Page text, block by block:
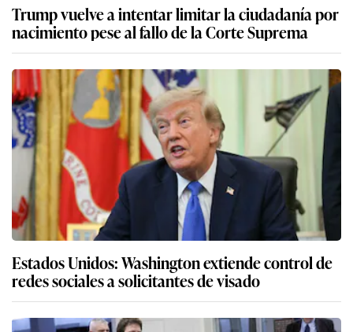
Trump vuelve a intentar limitar la ciudadanía por
nacimiento pese al fallo de la Corte Suprema
Estados Unidos: Washington extiende control de
redes sociales a solicitantes de visado